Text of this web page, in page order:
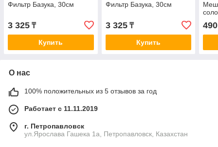
Фильтр Базука, 30см
3 325 ₸
Купить
Фильтр Базука, 30см
3 325₸
Купить
490
О нас
100% положительных из 5 отзывов за год
Работает с 11.11.2019
г. Петропавловск
ул.Ярослава Гашека 1а, Петропавловск, Казахстан